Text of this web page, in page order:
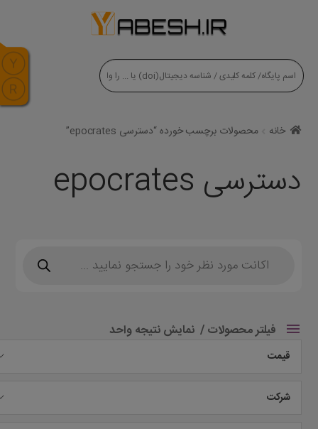
خانه محصولات برچسب خورده “دسترسی epocrates”
دسترسی epocrates
search
فیلتر محصولات نمایش نتیجه واحد
قیمت
شرکت
modal-check